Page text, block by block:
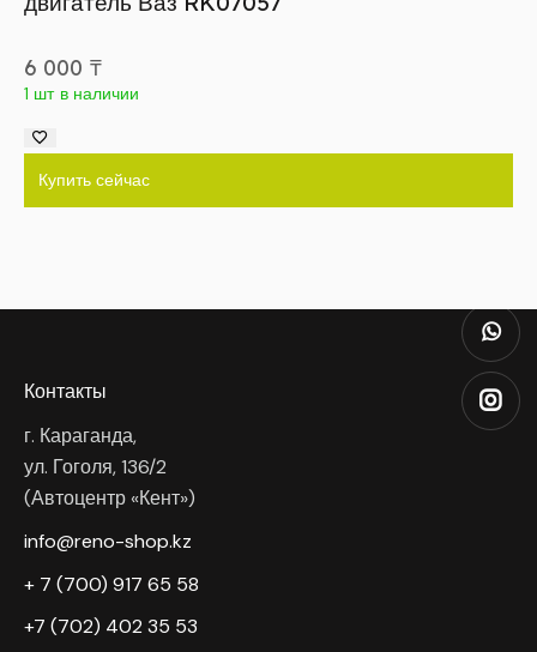
6 000 ₸
1 шт в наличии
Купить сейчас
Контакты
г. Караганда,
ул. Гоголя, 136/2
(Автоцентр «Кент»)
info@reno-shop.kz
+ 7 (700) 917 65 58
+7 (702) 402 35 53